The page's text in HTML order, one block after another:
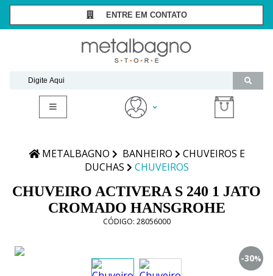
ENTRE EM CONTATO
SÃO PAULO - (11) 3081-7006
RIO DE JANEIRO -
(21) 2294-8091
(11) 99467-1909
METALBAGNO BANHEIRO
CHUVEIROS E
DUCHAS
CHUVEIROS
CHUVEIRO ACTIVERA S 240 1 JATO
CROMADO HANSGROHE
CÓDIGO: 28056000
-30%